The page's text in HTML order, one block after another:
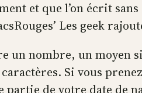
et que l’on écrit
Les geek
un nombre, un
Si vous
partie de votre date de